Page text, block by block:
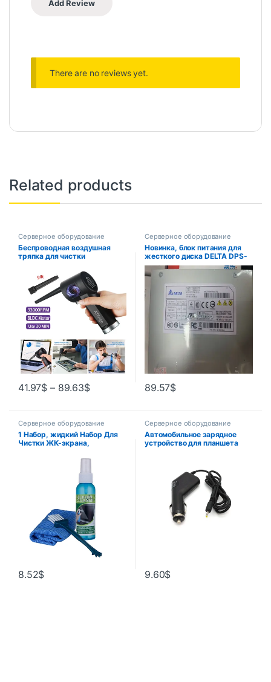
There are no reviews yet.
Related products
Серверное оборудование
Беспроводная воздушная
тряпка для чистки
баллончики со сжатым
распылением,
перезаряжаемая
очистительная вентилятор
для компьютерной камеры
41.97$ – 89.63$
Серверное оборудование
Новинка, блок питания для
жесткого диска DELTA DPS-
300AB-81B, быстрая
доставка PLC
89.57$
Серверное оборудование
1 Набор, жидкий Набор Для
Чистки ЖК-экрана,
8.52$
Серверное оборудование
Автомобильное зарядное
устройство для планшета
блок питания, 12 В, 2 А, 2,5
мм/2,5*0,7 мм
9.60$